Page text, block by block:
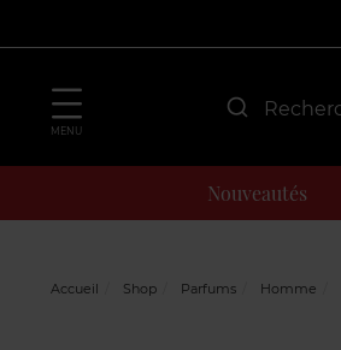
MENU
Nouveautés
Accueil Shop Parfums Homme